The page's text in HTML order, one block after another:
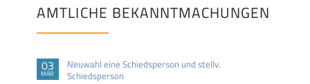
AMTLICHE BEKANNTMACHUNGEN
03
MÄR
Neuwahl eine Schiedsperson und stellv.
Schiedsperson